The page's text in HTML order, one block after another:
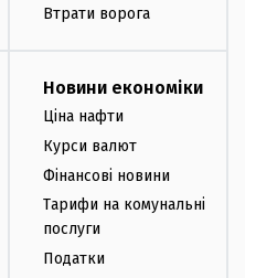
Втрати ворога
Новини економіки
Ціна нафти
Курси валют
Фінансові новини
Тарифи на комунальні
послуги
Податки